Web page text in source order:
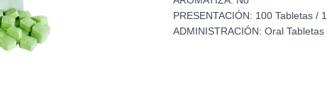
PRESENTACIÓN: 100 Tabletas /
ADMINISTRACIÓN: Oral Tabletas